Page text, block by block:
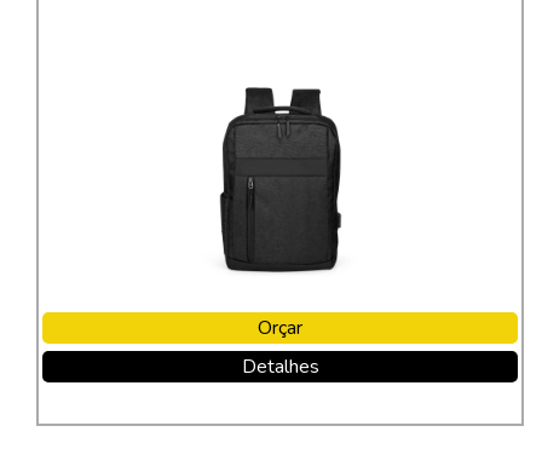
Orçar
Detalhes